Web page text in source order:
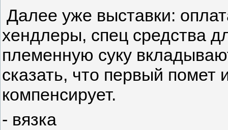
Далее уже выставки:
хендлеры, спец средства
племенную суку
сказать, что первый помет
компенсирует.
- вязка